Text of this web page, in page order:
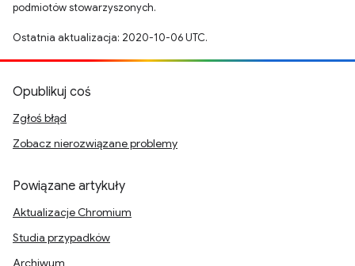
podmiotów stowarzyszonych.
Ostatnia aktualizacja: 2020-10-06 UTC.
Opublikuj coś
Zgłoś błąd
Zobacz nierozwiązane problemy
Powiązane artykuły
Aktualizacje Chromium
Studia przypadków
Archiwum